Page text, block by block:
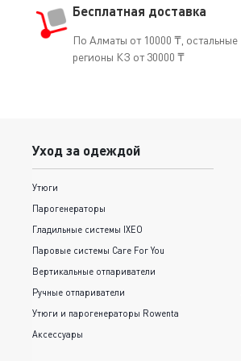
Бесплатная доставка
По Алматы от 10000 ₸, остальные
регионы КЗ от 30000 ₸
Уход за одеждой
Утюги
Парогенераторы
Гладильные системы IXEO
Паровые системы Care For You
Вертикальные отпариватели
Ручные отпариватели
Утюги и парогенераторы Rowenta
Аксессуары